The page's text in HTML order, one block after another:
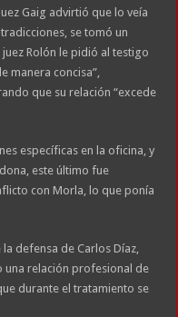
Gaig advirtió que lo veía
se tomó un
Rolón le pidió al testigo
manera concisa”,
que su relación “excede
específicas en la oficina, y
este último fue
con Morla, lo que ponía
defensa de Carlos Díaz,
una relación profesional de
durante el tratamiento se